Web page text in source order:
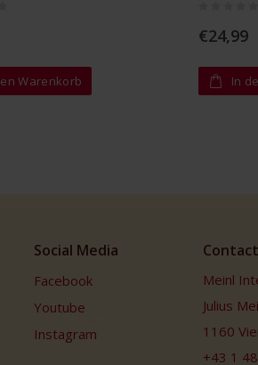
Warenkorb
€24,99
In
Social Media
Facebook
Youtube
Instagram
Contact
Meinl
Julius
1160
+43 1